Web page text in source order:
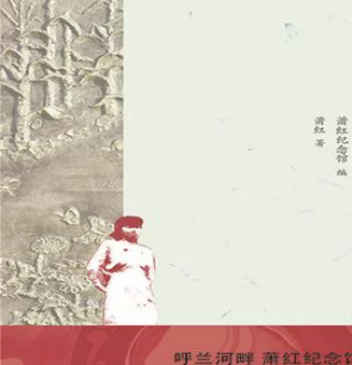
居家生活
女裝
日本購物